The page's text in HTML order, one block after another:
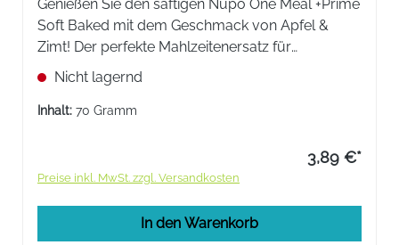
Genießen Sie den saftigen Nupo One Meal +Prime
Soft Baked mit dem Geschmack von Apfel &
Zimt! Der perfekte Mahlzeitenersatz für
unterwegs. Vollgepackt mit Proteinen und
Ballaststoffen, um Sie satt und zufrieden zu
halten.
Nicht lagernd
Inhalt: 70 Gramm
3,89 €*
Preise inkl. MwSt. zzgl. Versandkosten
In den Warenkorb